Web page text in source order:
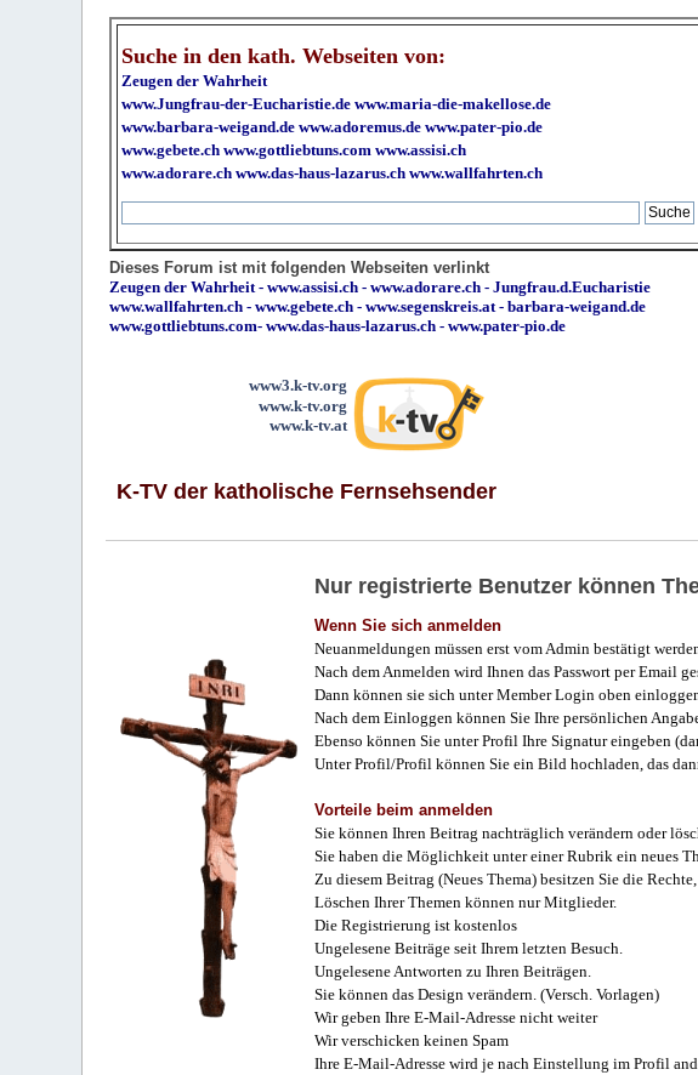
Suche in den kath. Webseiten von:
Zeugen der Wahrheit
www.Jungfrau-der-Eucharistie.de www.maria-die-makellose.de
www.barbara-weigand.de www.adoremus.de www.pater-pio.de
www.gebete.ch www.gottliebtuns.com www.assisi.ch
www.adorare.ch www.das-haus-lazarus.ch www.wallfahrten.ch
Dieses Forum ist mit folgenden Webseiten verlinkt
Zeugen der Wahrheit-www.assisi.ch -www.adorare.ch -Jungfrau.d.Eucharistie
www.wallfahrten.ch -www.gebete.ch -www.segenskreis.at-barbara-weigand.de
www.gottliebtuns.com-www.das-haus-lazarus.ch - www.pater-pio.de
www3.k-tv.org
www.k-tv.org
www.k-tv.at
K-TV der katholische Fernsehsender
Nur registrierte Benutzer können
Wenn Sie sich anmelden
Neuanmeldungen müssen erst vom Admin bestätigt
Nach dem Anmelden wird Ihnen das Passwort per Email
Dann können sie sich unter Member Login oben
Nach dem Einloggen können Sie Ihre persönlichen
Ebenso können Sie unter Profil Ihre Signatur eingeben
Unter Profil/Profil können Sie ein Bild hochladen, das
Vorteile beim anmelden
Sie können Ihren Beitrag nachträglich verändern oder
Sie haben die Möglichkeit unter einer Rubrik ein neues
Zu diesem Beitrag (Neues Thema) besitzen Sie die
Löschen Ihrer Themen können nur Mitglieder.
Die Registrierung ist kostenlos
Ungelesene Beiträge seit Ihrem letzten Besuch.
Ungelesene Antworten zu Ihren Beiträgen.
Sie können das Design verändern. (Versch. Vorlagen)
Wir geben Ihre E-Mail-Adresse nicht weiter
Wir verschicken keinen Spam
Ihre E-Mail-Adresse wird je nach Einstellung im Profil